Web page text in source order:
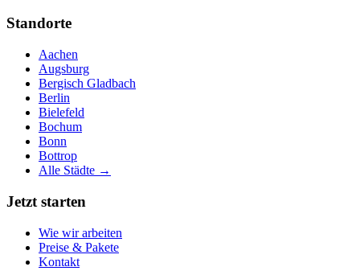
Standorte
Aachen
Augsburg
Bergisch Gladbach
Berlin
Bielefeld
Bochum
Bonn
Bottrop
Alle Städte →
Jetzt starten
Wie wir arbeiten
Preise & Pakete
Kontakt